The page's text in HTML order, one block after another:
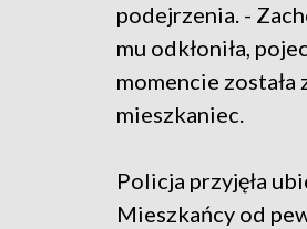
podejrzenia. -
mu odkłoniła,
momencie
mieszkaniec.
Policja przyjęła
Mieszkańcy od